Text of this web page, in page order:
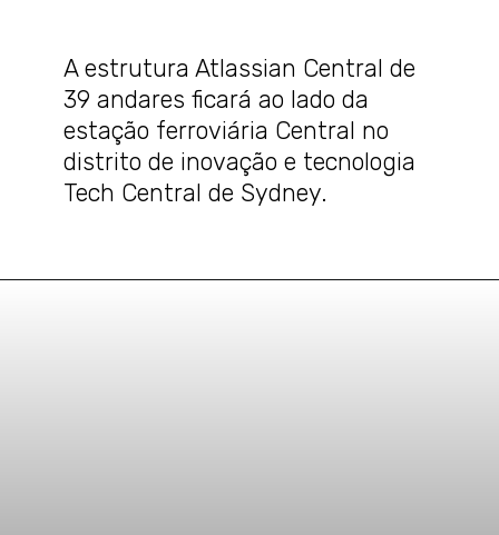
A estrutura Atlassian Central de
39 andares ficará ao lado da
estação ferroviária Central no
distrito de inovação e tecnologia
Tech Central de Sydney.